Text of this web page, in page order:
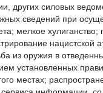
других силовых
сведений при
мелкое
нацистской
из оружия в
установленных
местах;